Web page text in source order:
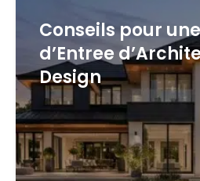
Conseils pour
d’Entree
Design